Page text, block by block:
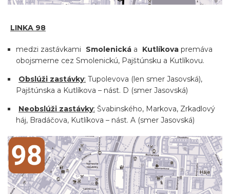
LINKA 98
medzi zastávkami Smolenická a Kutlíkova premáva
obojsmerne cez Smolenickú, Pajštúnsku a Kutlíkovu.
Obslúži zastávky: Tupolevova (len smer Jasovská),
Pajštúnska a Kutlíkova – nást. D (smer Jasovská)
Neobslúži zastávky: Švabinského, Markova, Zrkadlový
háj, Bradáčova, Kutlíkova – nást. A (smer Jasovská)